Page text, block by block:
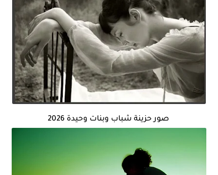
صور حزينة شباب وبنات وحيدة 2026